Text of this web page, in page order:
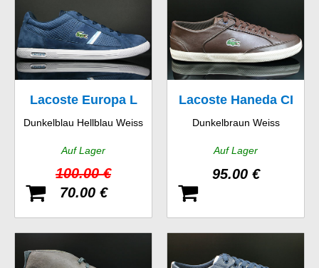
Lacoste Europa L
NG SPM
Dunkelblau Hellblau Weiss
Auf Lager
100.00 €
70.00 €
Lacoste Haneda CI
SPM LTH
Dunkelbraun Weiss
Auf Lager
95.00 €